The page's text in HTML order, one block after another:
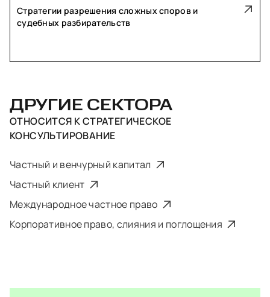
Стратегии разрешения сложных споров и
судебных разбирательств
ДРУГИЕ СЕКТОРА
ОТНОСИТСЯ КСТРАТЕГИЧЕСКОЕ
КОНСУЛЬТИРОВАНИЕ
Частный и венчурный капитал
Частный клиент
Международное частное право
Корпоративное право, слияния и поглощения